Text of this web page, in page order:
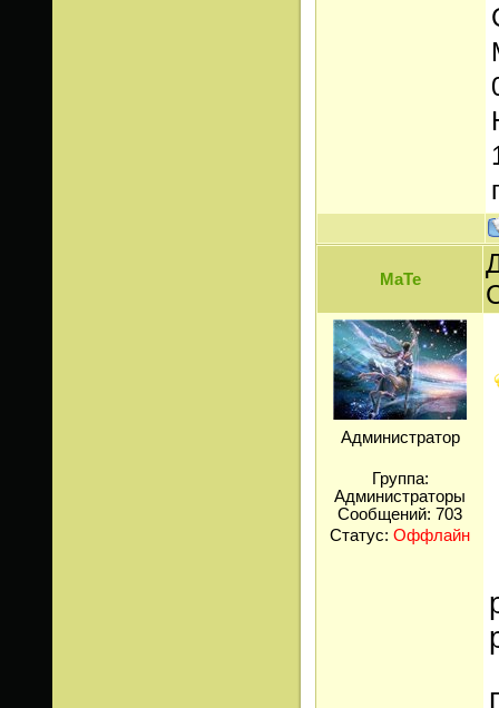
МаТе
Администратор
Группа:
Администраторы
Сообщений: 703
Статус: Оффлайн